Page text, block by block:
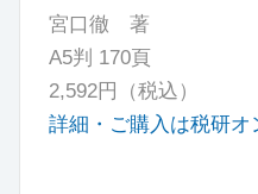
宮口徹 著
A5判 170頁
2,592円（税込）
詳細・ご購入は税研オ